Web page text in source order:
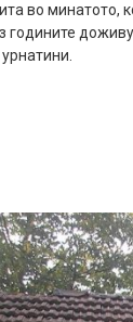
во минатото,
годините